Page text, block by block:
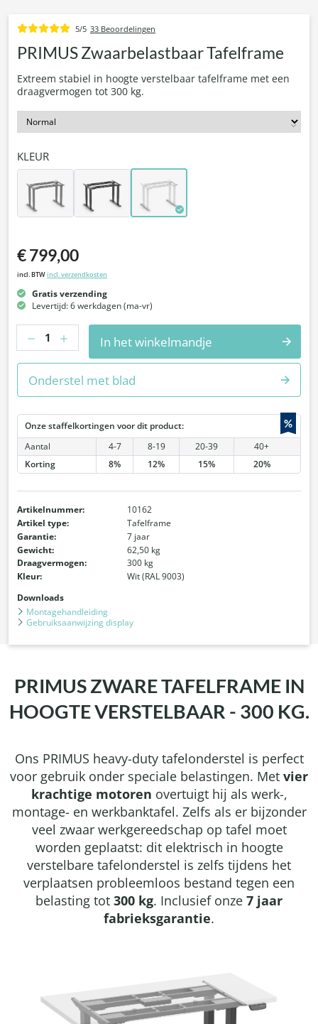
5/5 33 Beoordelingen
PRIMUS Zwaarbelastbaar Tafelframe
Extreem stabiel in hoogte verstelbaar tafelframe met een
draagvermogen tot 300 kg.
KLEUR
€ 799,00
incl. BTWincl. verzendkosten
Gratis verzending
Levertijd: 6 werkdagen (ma-vr)
Hoeveelheid
In het winkelmandje
Onderstel met blad
%
Onze staffelkortingen voor dit product:
Aantal
4-7 8-19 20-39
40+
Korting
8% 12% 15% 20%
Artikelnummer:
10162
Artikel type:
Tafelframe
Garantie:
7 jaar
Gewicht:
62,50 kg
Draagvermogen:
300 kg
Kleur:
Wit (RAL 9003)
Downloads
Montagehandleiding
Gebruiksaanwijzing display
PRIMUS ZWARE TAFELFRAME IN
HOOGTE VERSTELBAAR - 300 KG.
Ons PRIMUS heavy-duty tafelonderstel is perfect
voor gebruik onder speciale belastingen. Met vier
krachtige motoren overtuigt hij als werk-,
montage- en werkbanktafel. Zelfs als er bijzonder
veel zwaar werkgereedschap op tafel moet
worden geplaatst: dit elektrisch in hoogte
verstelbare tafelonderstel is zelfs tijdens het
verplaatsen probleemloos bestand tegen een
belasting tot 300 kg. Inclusief onze 7 jaar
fabrieksgarantie.